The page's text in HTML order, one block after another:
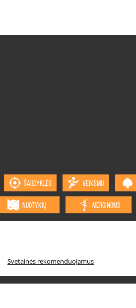
ŠAUDYKLĖS VEIKSMO
NUOTYKIŲ MERGINOMS
Svetainės rekomenduojamus